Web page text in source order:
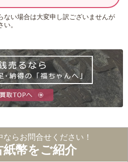
ない場合は大変申し訳ございませんが
。
ならお問合せください！
紙幣をご紹介